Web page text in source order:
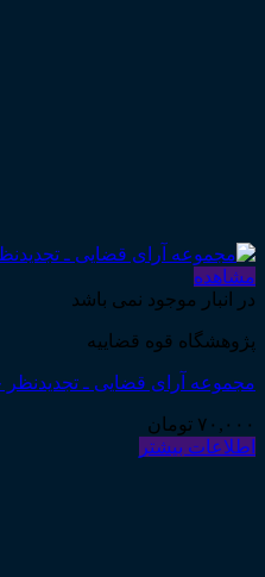
مشاهده
در انبار موجود نمی باشد
پژوهشگاه قوه قضاییه
مجموعه آرای قضایی ـ تجدیدنظر
۷۰,۰۰۰ تومان
اطلاعات بیشتر